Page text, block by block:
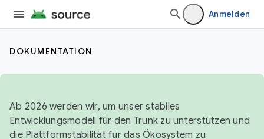
Anmelden
DOKUMENTATION
Ab 2026 werden wir, um unser stabiles
Entwicklungsmodell für den Trunk zu unterstützen und
die Plattformstabilität für das Ökosystem zu